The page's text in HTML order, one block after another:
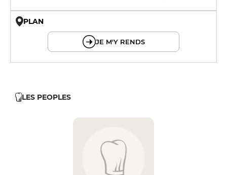
PLAN
JE M'Y RENDS
LES PEOPLES